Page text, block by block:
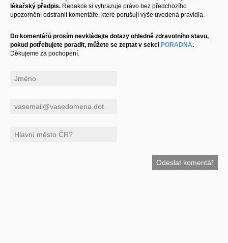
lékařský předpis. Redakce si vyhrazuje právo bez předchozího
upozornění odstranit komentáře, které porušují výše uvedená pravidla.
Do komentářů prosím nevkládejte dotazy ohledně zdravotního stavu,
pokud potřebujete poradit, můžete se zeptat v sekci PORADNA.
Děkujeme za pochopení.